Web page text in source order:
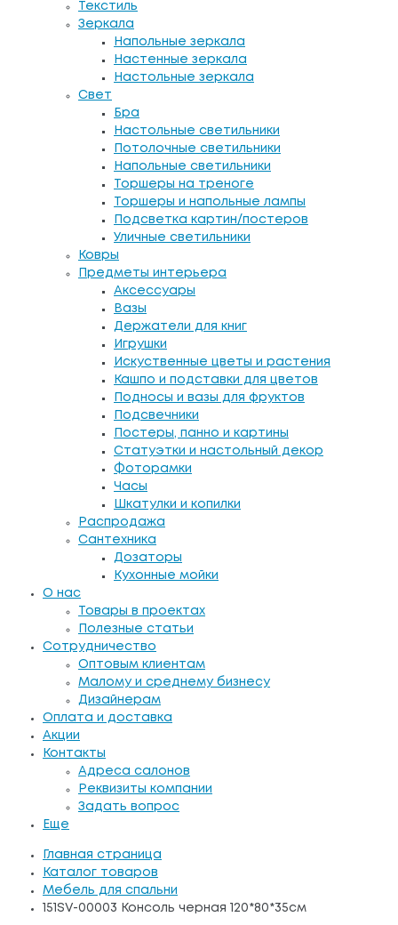
Текстиль
Зеркала
Напольные зеркала
Настенные зеркала
Настольные зеркала
Свет
Бра
Настольные светильники
Потолочные светильники
Напольные светильники
Торшеры на треноге
Торшеры и напольные лампы
Подсветка картин/постеров
Уличные светильники
Ковры
Предметы интерьера
Аксессуары
Вазы
Держатели для книг
Игрушки
Искуственные цветы и растения
Кашпо и подставки для цветов
Подносы и вазы для фруктов
Подсвечники
Постеры, панно и картины
Статуэтки и настольный декор
Фоторамки
Часы
Шкатулки и копилки
Распродажа
Сантехника
Дозаторы
Кухонные мойки
О нас
Товары в проектах
Полезные статьи
Сотрудничество
Оптовым клиентам
Малому и среднему бизнесу
Дизайнерам
Оплата и доставка
Акции
Контакты
Адреса салонов
Реквизиты компании
Задать вопрос
Еще
Главная страница
Каталог товаров
Мебель для спальни
151SV-00003 Консоль черная 120*80*35см